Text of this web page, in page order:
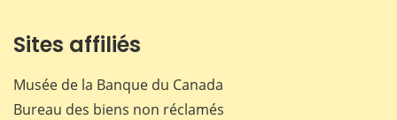
Sites affiliés
Musée de la Banque du Canada
Bureau des biens non réclamés